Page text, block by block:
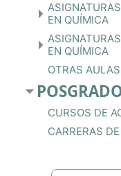
EN QUÍMICA
EN QUÍMICA
OTRAS
CURSOS DE
CARRERAS